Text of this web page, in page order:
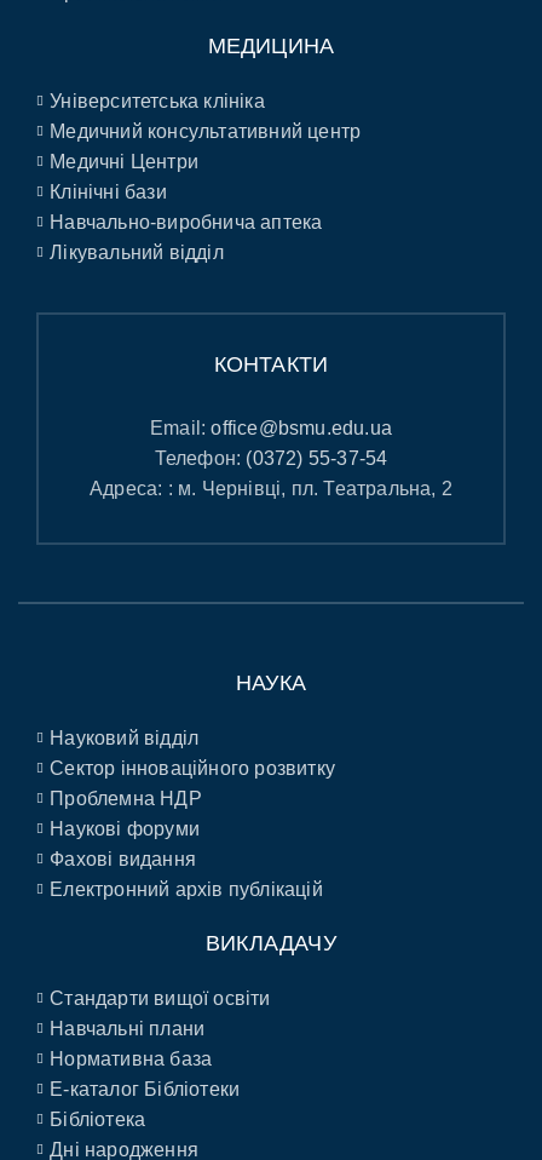
МЕДИЦИНА
Університетська клініка
Медичний консультативний центр
Медичні Центри
Клінічні бази
Навчально-виробнича аптека
Лікувальний відділ
КОНТАКТИ
Email:office@bsmu.edu.ua
Телефон: (0372) 55-37-54
Адреса: : м. Чернівці, пл. Театральна, 2
НАУКА
Науковий відділ
Сектор інноваційного розвитку
Проблемна НДР
Наукові форуми
Фахові видання
Електронний архів публікацій
ВИКЛАДАЧУ
Стандарти вищої освіти
Навчальні плани
Нормативна база
E-каталог Бібліотеки
Бібліотека
Дні народження